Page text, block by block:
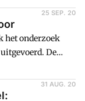
Want dat is,
over:
25 SEP. 20
het onderzoek
De
van wat
in
laatste
31 AUG. 20